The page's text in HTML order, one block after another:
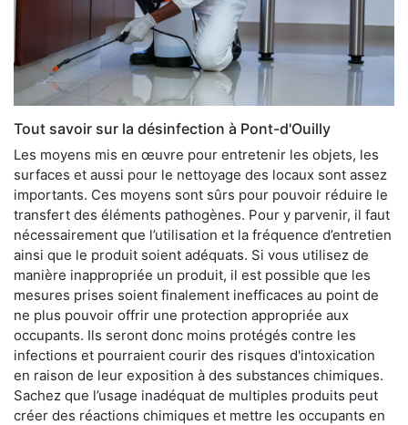
Tout savoir sur la désinfection à Pont-d'Ouilly
Les moyens mis en œuvre pour entretenir les objets, les
surfaces et aussi pour le nettoyage des locaux sont assez
importants. Ces moyens sont sûrs pour pouvoir réduire le
transfert des éléments pathogènes. Pour y parvenir, il faut
nécessairement que l’utilisation et la fréquence d’entretien
ainsi que le produit soient adéquats. Si vous utilisez de
manière inappropriée un produit, il est possible que les
mesures prises soient finalement inefficaces au point de
ne plus pouvoir offrir une protection appropriée aux
occupants. Ils seront donc moins protégés contre les
infections et pourraient courir des risques d'intoxication
en raison de leur exposition à des substances chimiques.
Sachez que l’usage inadéquat de multiples produits peut
créer des réactions chimiques et mettre les occupants en